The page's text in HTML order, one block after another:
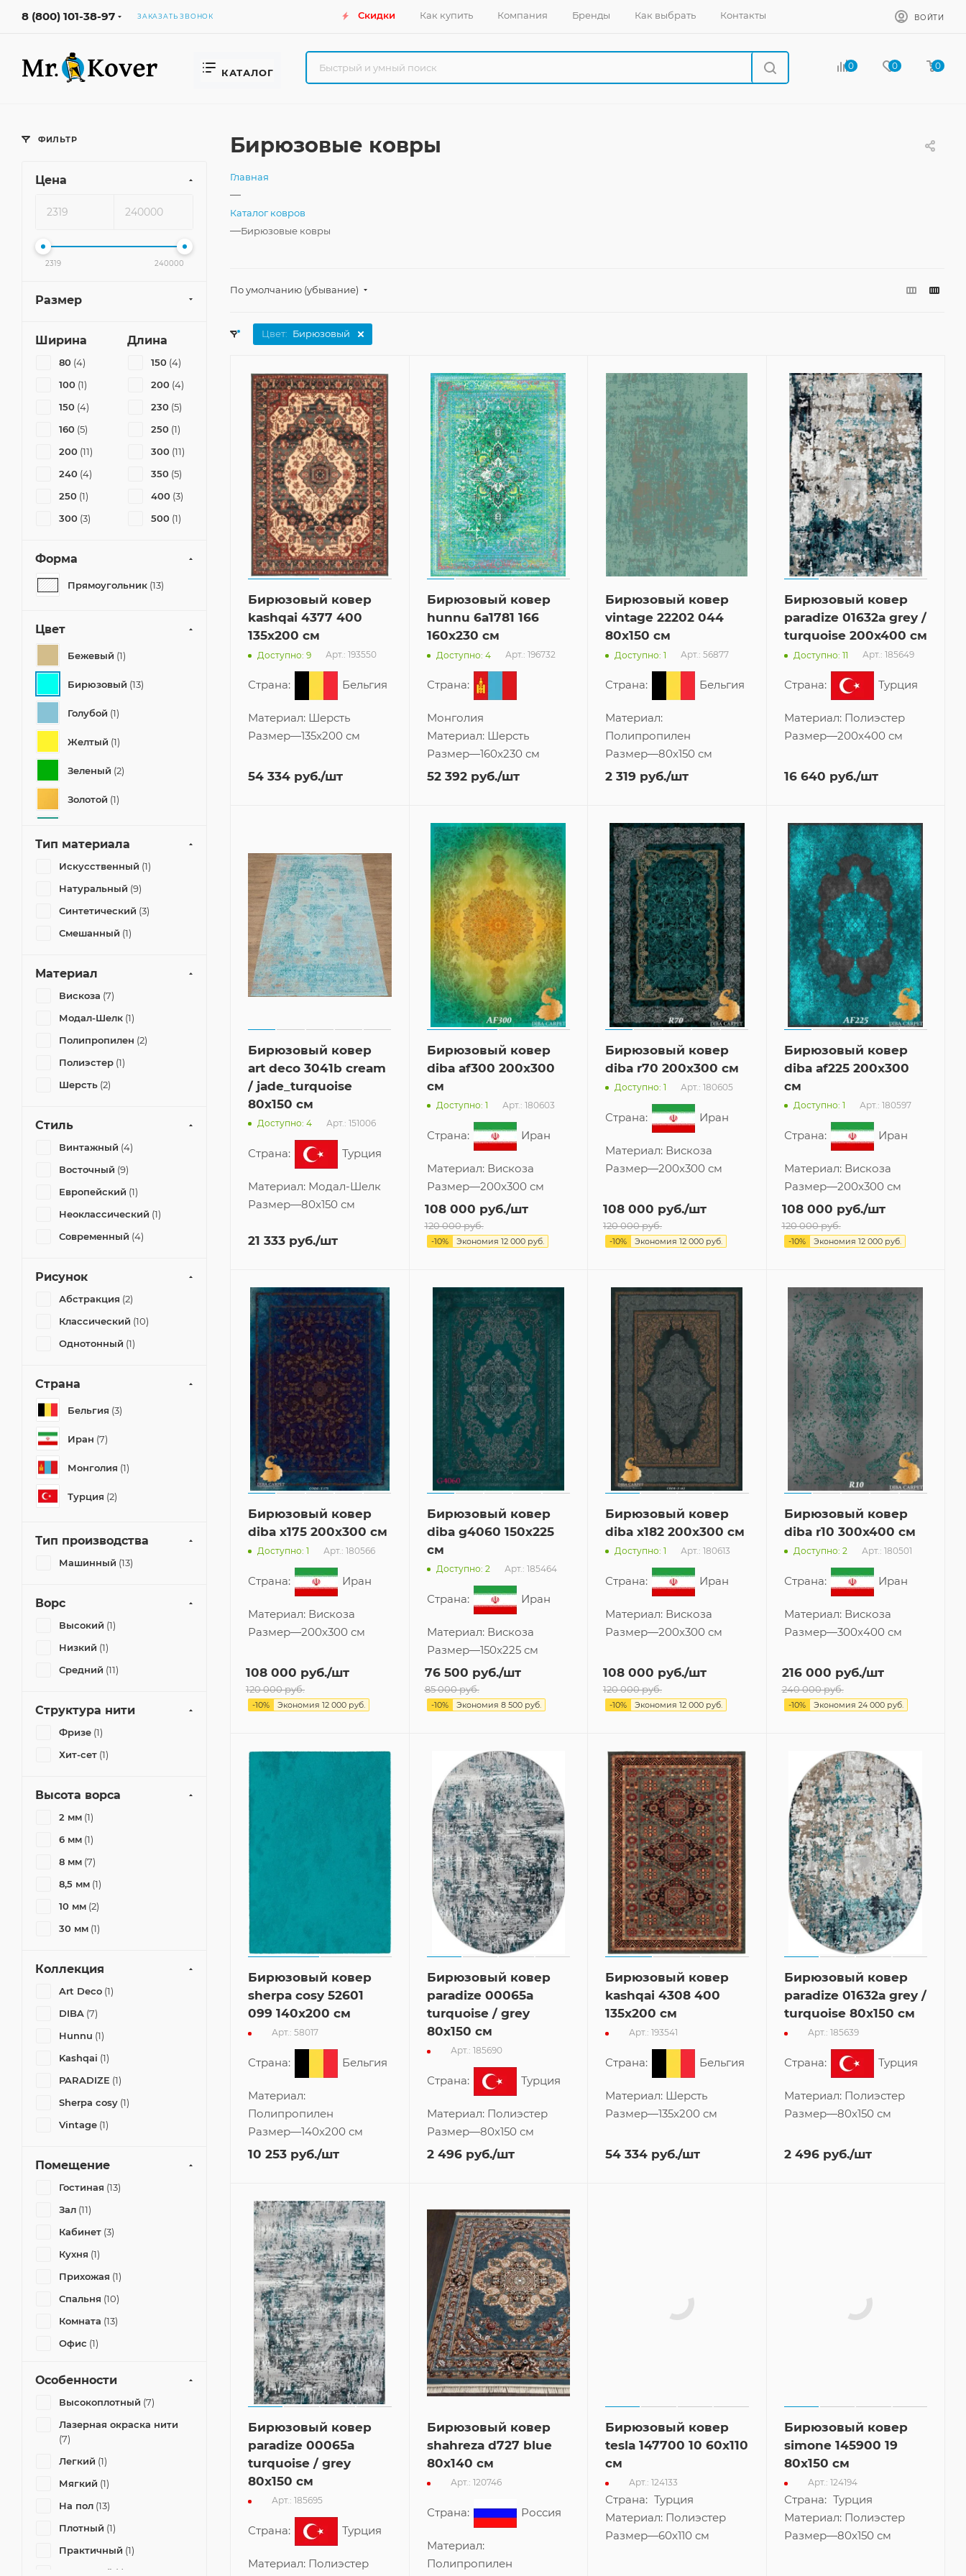
8 (800) 101-38-97 ЗАКАЗАТЬ ЗВОНОК Скидки Как купить Компания Бренды Как выбрать Контакты ВОЙТИ
КАТАЛОГ
0 0 0
Бирюзовые ковры
Главная
—
Каталог ковров
—Бирюзовые ковры
По умолчанию (убывание)
Цвет: Бирюзовый
Бирюзовый ковер
kashqai 4377 400
135x200 см
Доступно: 9 Арт.: 193550
Страна: Бельгия
Материал: Шерсть
Размер—135x200 см
54 334 руб./шт
Бирюзовый ковер
hunnu 6a1781 166
160x230 см
Доступно: 4 Арт.: 196732
Страна:
Монголия
Материал: Шерсть
Размер—160x230 см
52 392руб./шт
Бирюзовый ковер
vintage 22202 044
80x150 см
Доступно: 1 Арт.: 56877
Страна: Бельгия
Материал:
Полипропилен
Размер—80x150 см
2 319 руб./шт
Бирюзовый ковер
paradize 01632a grey /
turquoise 200x400 см
Доступно: 11 Арт.: 185649
Страна: Турция
Материал: Полиэстер
Размер—200x400 см
16 640 руб./шт
Бирюзовый ковер
art deco 3041b cream
/ jade_turquoise
80x150 см
Доступно: 4 Арт.: 151006
Страна: Турция
Материал: Модал-Шелк
Размер—80x150 см
21 333 руб./шт
Бирюзовый ковер
diba af300 200x300
см
Доступно: 1 Арт.: 180603
Страна: Иран
Материал: Вискоза
Размер—200x300 см
108 000 руб./шт
120 000руб.
-10% Экономия 12 000руб.
Бирюзовый ковер
diba r70 200x300 см
Доступно: 1 Арт.: 180605
Страна: Иран
Материал: Вискоза
Размер—200x300 см
108 000 руб./шт
120 000руб.
-10% Экономия 12 000 руб.
Бирюзовый ковер
diba af225 200x300
см
Доступно: 1 Арт.: 180597
Страна: Иран
Материал: Вискоза
Размер—200x300 см
108 000 руб./шт
120 000руб.
-10% Экономия 12 000руб.
Бирюзовый ковер
diba x175 200x300 см
Доступно: 1 Арт.: 180566
Страна: Иран
Материал: Вискоза
Размер—200x300 см
108 000 руб./шт
120 000руб.
-10% Экономия 12 000 руб.
Бирюзовый ковер
diba g4060 150x225
см
Доступно: 2 Арт.: 185464
Страна: Иран
Материал: Вискоза
Размер—150x225 см
76 500 руб./шт
85 000руб.
-10% Экономия 8 500руб.
Бирюзовый ковер
diba x182 200x300 см
Доступно: 1 Арт.: 180613
Страна: Иран
Материал: Вискоза
Размер—200x300 см
108 000 руб./шт
120 000руб.
-10% Экономия 12 000 руб.
Бирюзовый ковер
diba r10 300x400 см
Доступно: 2 Арт.: 180501
Страна: Иран
Материал: Вискоза
Размер—300x400 см
216 000 руб./шт
240 000руб.
-10% Экономия 24 000руб.
Бирюзовый ковер
sherpa cosy 52601
099 140x200 см
Арт.: 58017
Страна: Бельгия
Материал:
Полипропилен
Размер—140x200 см
10 253 руб./шт
Бирюзовый ковер
paradize 00065a
turquoise / grey
80x150 см
Арт.: 185690
Страна: Турция
Материал: Полиэстер
Размер—80x150 см
2 496руб./шт
Бирюзовый ковер
kashqai 4308 400
135x200 см
Арт.: 193541
Страна: Бельгия
Материал: Шерсть
Размер—135x200 см
54 334 руб./шт
Бирюзовый ковер
paradize 01632a grey /
turquoise 80x150 см
Арт.: 185639
Страна: Турция
Материал: Полиэстер
Размер—80x150 см
2 496руб./шт
Бирюзовый ковер
paradize 00065a
turquoise / grey
80x150 см
Арт.: 185695
Страна: Турция
Материал: Полиэстер
Бирюзовый ковер
shahreza d727 blue
80x140 см
Арт.: 120746
Страна: Россия
Материал:
Полипропилен
Бирюзовый ковер
tesla 147700 10 60x110
см
Арт.: 124133
Страна: Турция
Материал:
Бирюзовый ковер
simone 145900 19
80x150 см
Арт.: 124194
Страна: Турция
Материал:
ФИЛЬТР
Цена
2319 240000
Размер
Ширина
80 (4)
100 (1)
150 (4)
160 (5)
200 (11)
240 (4)
250 (1)
300 (3)
Длина
150 (4)
200 (4)
230 (5)
250 (1)
300 (11)
350 (5)
400 (3)
500 (1)
Форма
Прямоугольник (13)
Цвет
Бежевый (1)
Бирюзовый (13)
Голубой (1)
Желтый (1)
Зеленый (2)
Золотой (1)
Кремовый (1)
Серый (1)
Фиолетовый
Тип материала
Искусственный (1)
Натуральный (9)
Синтетический (3)
Смешанный (1)
Материал
Вискоза (7)
Модал-Шелк (1)
Полипропилен (2)
Полиэстер (1)
Шерсть (2)
Стиль
Винтажный (4)
Восточный (9)
Европейский (1)
Неоклассический (1)
Современный (4)
Рисунок
Абстракция (2)
Классический (10)
Однотонный (1)
Страна
Бельгия (3)
Иран (7)
Монголия (1)
Турция (2)
Тип производства
Машинный (13)
Ворс
Высокий (1)
Низкий (1)
Средний (11)
Структура нити
Фризе (1)
Хит-сет (1)
Высота ворса
2 мм (1)
6 мм (1)
8 мм (7)
8,5 мм (1)
10 мм (2)
30 мм (1)
Коллекция
Art Deco (1)
DIBA (7)
Hunnu (1)
Kashqai (1)
PARADIZE (1)
Sherpa cosy (1)
Vintage (1)
Помещение
Гостиная (13)
Зал (11)
Кабинет (3)
Кухня (1)
Прихожая (1)
Спальня (10)
Комната (13)
Офис (1)
Особенности
Высокоплотный (7)
Лазерная окраска нити
(7)
Легкий (1)
Мягкий (1)
На пол (13)
Плотный (1)
Практичный (1)
Пушистый (1)